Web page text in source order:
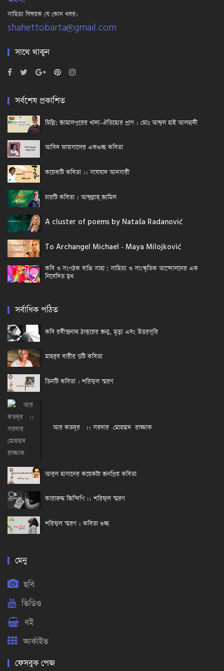
সাহিত্য বিষয়ক যে কোন খবর।
shahettobarta@gmail.com
সাথে থাকুন
সর্বশেষ প্রকাশিত
মিল্লি: জামালপুরের খাদ্য-ঐতিহ্যের প্রাণ । মোঃ আব্দুল হাই আলহাদী
আবিদ ফায়সালের একগুচ্ছ কবিতা
কয়েকটি কবিতা ।। সাযযাদ আনসারী
চারটি কবিতা । আব্দুল্লাহ্ জামিল
A cluster of poems by Nataša Radanović
To Archangel Michael - Maya Milojković
কবি ও সংগঠক বাপ্পি সাহা : সাহিত্য ও সাংস্কৃতিক আন্দোলনের এক
নিবেদিত মুখ
সর্বাধিক পঠিত
কবি রবীন্দ্রনাথ ঠাকুরের জন্ম, মৃত্যু এবং উত্তরসূরি
মাহবুব বারীর দুটি কবিতা
তিনটি কবিতা । শরিফুল স্মরণ
আর কতদূর ।। সরদার মোহম্মদ রাজ্জাক
আবুল হাসানের কয়েকটা জনপ্রিয় কবিতা
কারারুদ্ধ জিন্দিগি ।। শরিফুল স্মরণ
শরিফুল স্মরণ । কবিতা গুচ্ছ
মেনু
ছবি
ভিডিও
বই
আর্কাইভ
ফেসবুক পেজ